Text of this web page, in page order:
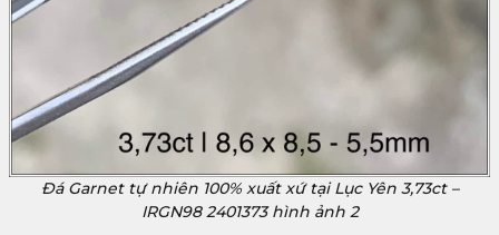
Đá Garnet tự nhiên 100% xuất xứ tại Lục Yên 3,73ct –
IRGN98 2401373 hình ảnh 2